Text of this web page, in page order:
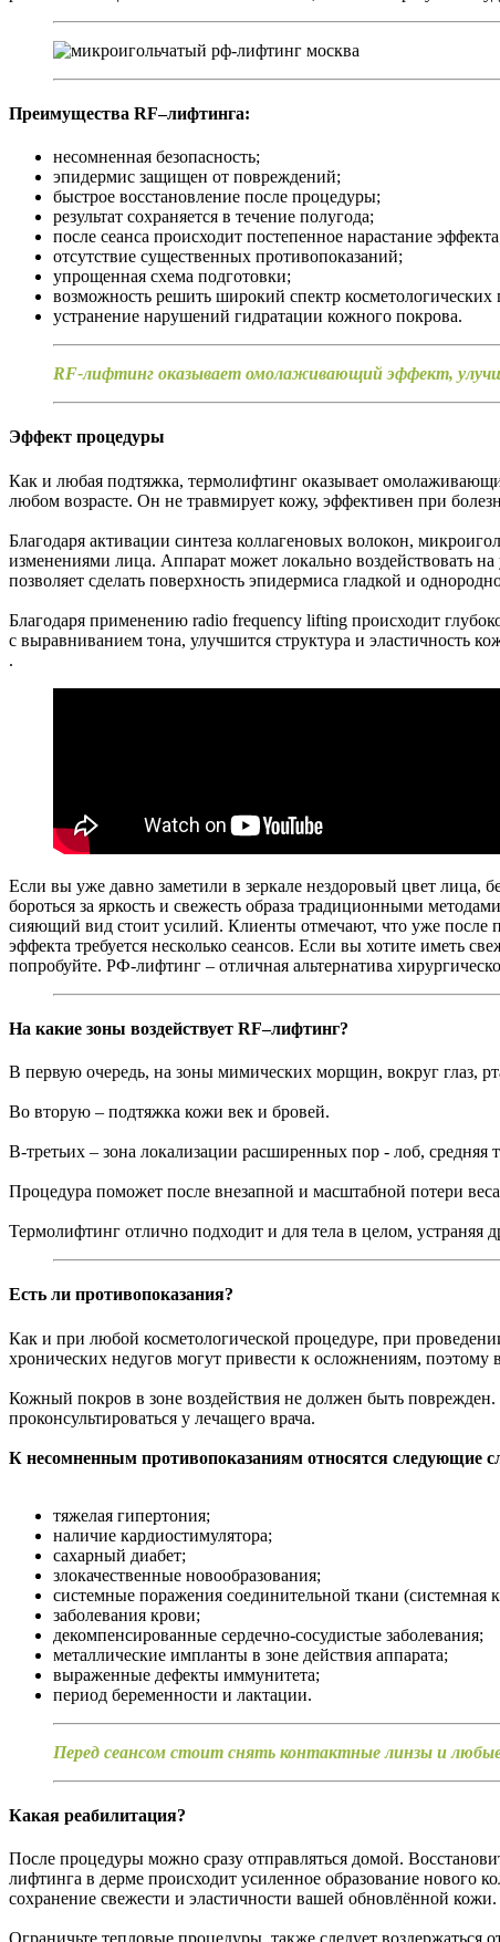
Преимущества RF–лифтинга:
несомненная безопасность;
эпидермис защищен от повреждений;
быстрое восстановление после процедуры;
результат сохраняется в течение полугода;
после сеанса происходит постепенное нарастание
отсутствие существенных противопоказаний;
упрощенная схема подготовки;
возможность решить широкий спектр косметологических
устранение нарушений гидратации кожного покрова.
RF-лифтинг оказывает омолаживающий эффект,
Эффект процедуры
Как и любая подтяжка, термолифтинг оказывает
любом возрасте. Он не травмирует кожу, эффективен при
Благодаря активации синтеза коллагеновых волокон,
изменениями лица. Аппарат может локально воздействовать
позволяет сделать поверхность эпидермиса гладкой и
Благодаря применению radio frequency lifting происходит
с выравниванием тона, улучшится структура и эластичность
.
Если вы уже давно заметили в зеркале нездоровый цвет лица,
бороться за яркость и свежесть образа традиционными
сияющий вид стоит усилий. Клиенты отмечают, что уже после
эффекта требуется несколько сеансов. Если вы хотите иметь
попробуйте. РФ-лифтинг – отличная альтернатива
На какие зоны воздействует RF–лифтинг?
В первую очередь, на зоны мимических морщин, вокруг глаз,
Во вторую – подтяжка кожи век и бровей.
В-третьих – зона локализации расширенных пор - лоб, средняя
Процедура поможет после внезапной и масштабной потери
Термолифтинг отлично подходит и для тела в целом, устраняя
Есть ли противопоказания?
Как и при любой косметологической процедуре, при
хронических недугов могут привести к осложнениям, поэтому
Кожный покров в зоне воздействия не должен быть
проконсультироваться у лечащего врача.
К несомненным противопоказаниям относятся следующие
тяжелая гипертония;
наличие кардиостимулятора;
сахарный диабет;
злокачественные новообразования;
системные поражения соединительной ткани (системная
заболевания крови;
декомпенсированные сердечно-сосудистые заболевания;
металлические импланты в зоне действия аппарата;
выраженные дефекты иммунитета;
период беременности и лактации.
Перед сеансом стоит снять контактные линзы и
Какая реабилитация?
После процедуры можно сразу отправляться домой.
лифтинга в дерме происходит усиленное образование нового
сохранение свежести и эластичности вашей обновлённой кожи.